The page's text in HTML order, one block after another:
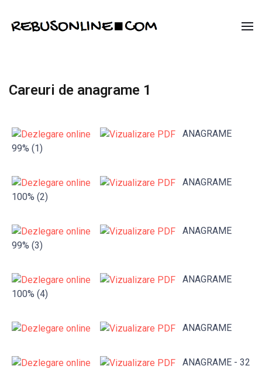
Careuri de anagrame 1
ANAGRAME
99% (1)
ANAGRAME
100% (2)
ANAGRAME
99% (3)
ANAGRAME
100% (4)
ANAGRAME
ANAGRAME - 32